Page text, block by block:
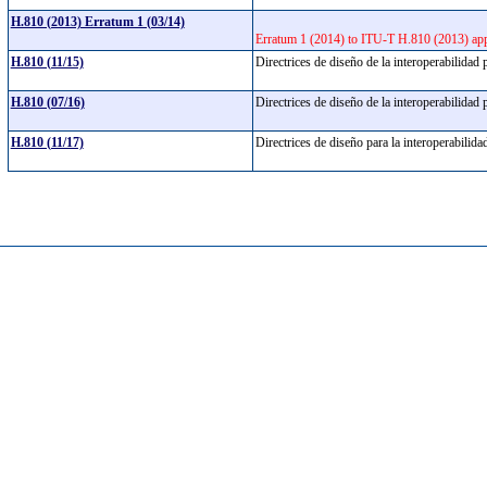
H.810 (2013) Erratum 1 (03/14)
Erratum 1 (2014) to ITU-T H.810 (2013)
H.810 (11/15)
Directrices de diseño de la interoperabilidad
H.810 (07/16) Directrices de diseño de la interoperabilidad
H.810 (11/17) Directrices de diseño para la